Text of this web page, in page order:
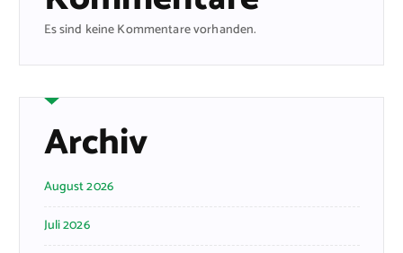
Es sind keine Kommentare vorhanden.
Archiv
August 2026
Juli 2026